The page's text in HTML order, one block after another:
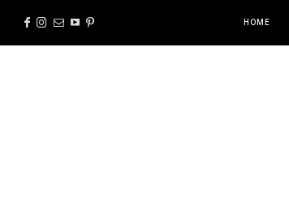
HOME